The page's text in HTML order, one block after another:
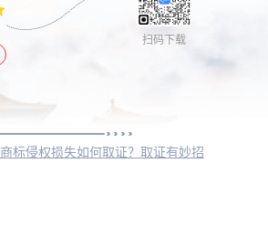
扫码下载
商标侵权损失如何取证？取证有妙招